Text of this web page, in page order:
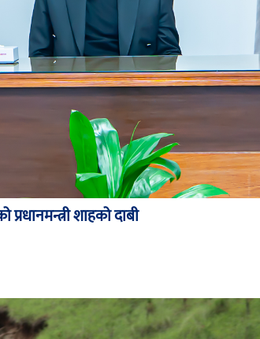
शाहको दाबी